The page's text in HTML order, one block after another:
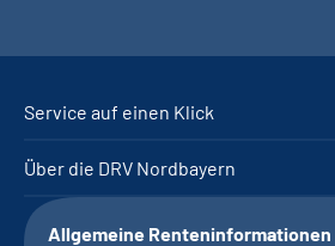
Service auf einen Klick
Über die DRV Nordbayern
Allgemeine Renteninformationen